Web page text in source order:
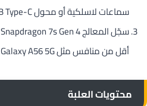
سماعات لاسلكية أو محول USB Type-C.
أقل من منافس مثل Samsung Galaxy A56 5G.
محتويات العلبة